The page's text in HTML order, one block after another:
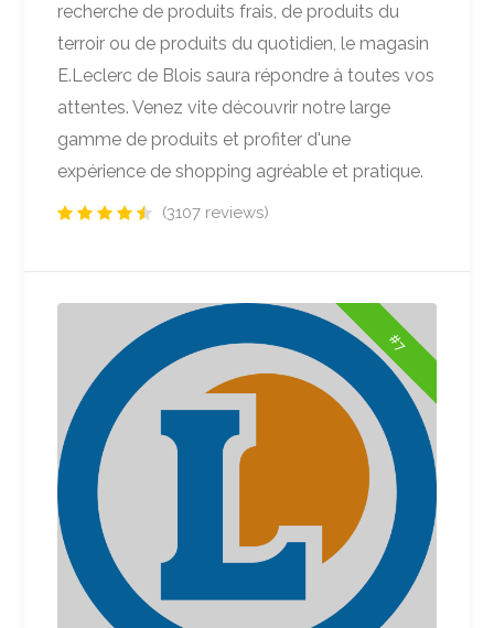
recherche de produits frais, de produits du
terroir ou de produits du quotidien, le magasin
E.Leclerc de Blois saura répondre à toutes vos
attentes. Venez vite découvrir notre large
gamme de produits et profiter d'une
expérience de shopping agréable et pratique.
(3107 reviews)
#7